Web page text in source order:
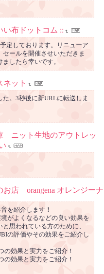
い布ドットコム ::
定しております。リニューア
ールを開催させいただきま
したら幸いです。
ネット
。3秒後に新URLに転送しま
ニット生地のアウトレッ
お店 orangena オレンジーナ
を紹介します！
がよくなるなどの良い効果を
思われている方のために、
の評価やその効果をご紹介し
の効果と実力をご紹介！
の効果と実力をご紹介！